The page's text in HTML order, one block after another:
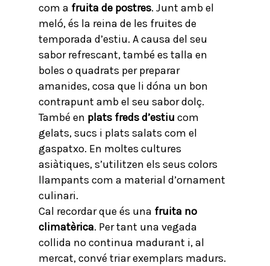
com a fruita de postres. Junt amb el
meló, és la reina de les fruites de
temporada d’estiu. A causa del seu
sabor refrescant, també es talla en
boles o quadrats per preparar
amanides, cosa que li dóna un bon
contrapunt amb el seu sabor dolç.
També en plats freds d’estiu com
gelats, sucs i plats salats com el
gaspatxo. En moltes cultures
asiàtiques, s’utilitzen els seus colors
llampants com a material d’ornament
culinari.
Cal recordar que és una fruita no
climatèrica. Per tant una vegada
collida no continua madurant i, al
mercat, convé triar exemplars madurs.